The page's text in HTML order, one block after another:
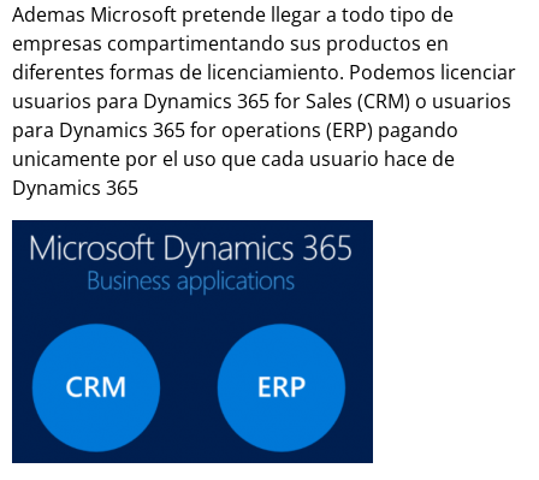
Ademas Microsoft pretende llegar a todo tipo de
empresas compartimentando sus productos en
diferentes formas de licenciamiento. Podemos licenciar
usuarios para Dynamics 365 for Sales (CRM) o usuarios
para Dynamics 365 for operations (ERP) pagando
unicamente por el uso que cada usuario hace de
Dynamics 365